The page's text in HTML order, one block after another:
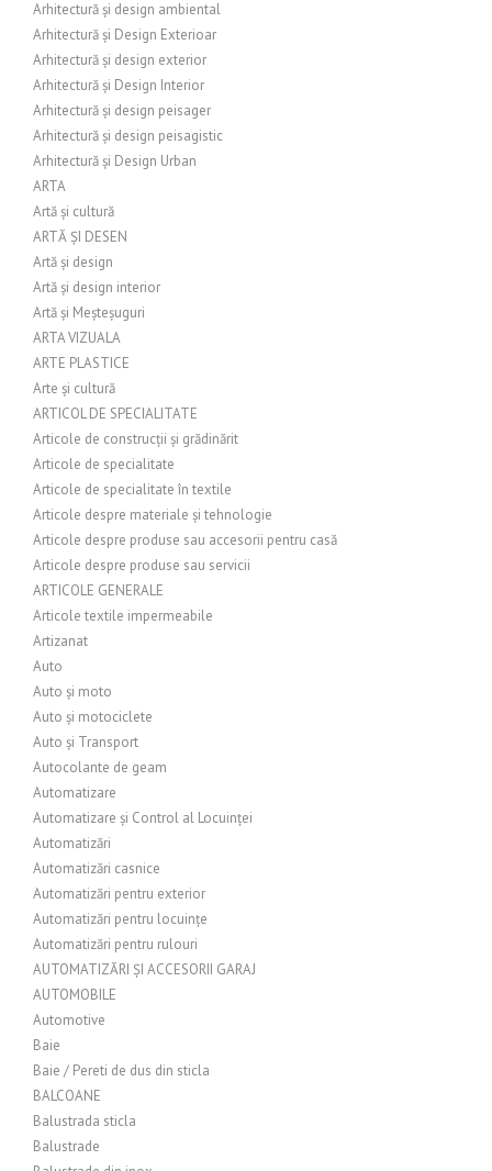
Arhitectură și design ambiental
Arhitectură și Design Exterioar
Arhitectură și design exterior
Arhitectură și Design Interior
Arhitectură și design peisager
Arhitectură și design peisagistic
Arhitectură și Design Urban
ARTA
Artă și cultură
ARTĂ ȘI DESEN
Artă și design
Artă și design interior
Artă și Meșteșuguri
ARTA VIZUALA
ARTE PLASTICE
Arte și cultură
ARTICOL DE SPECIALITATE
Articole de construcții și grădinărit
Articole de specialitate
Articole de specialitate în textile
Articole despre materiale și tehnologie
Articole despre produse sau accesorii pentru casă
Articole despre produse sau servicii
ARTICOLE GENERALE
Articole textile impermeabile
Artizanat
Auto
Auto și moto
Auto și motociclete
Auto și Transport
Autocolante de geam
Automatizare
Automatizare și Control al Locuinței
Automatizări
Automatizări casnice
Automatizări pentru exterior
Automatizări pentru locuințe
Automatizări pentru rulouri
AUTOMATIZĂRI ȘI ACCESORII GARAJ
AUTOMOBILE
Automotive
Baie
Baie / Pereti de dus din sticla
BALCOANE
Balustrada sticla
Balustrade